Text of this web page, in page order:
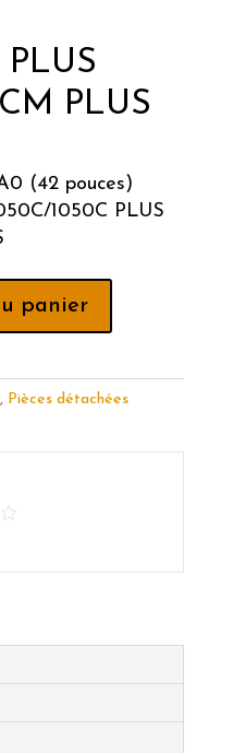
PLUS
PLUS
(42 pouces)
1050C PLUS
panier
, Pièces détachées